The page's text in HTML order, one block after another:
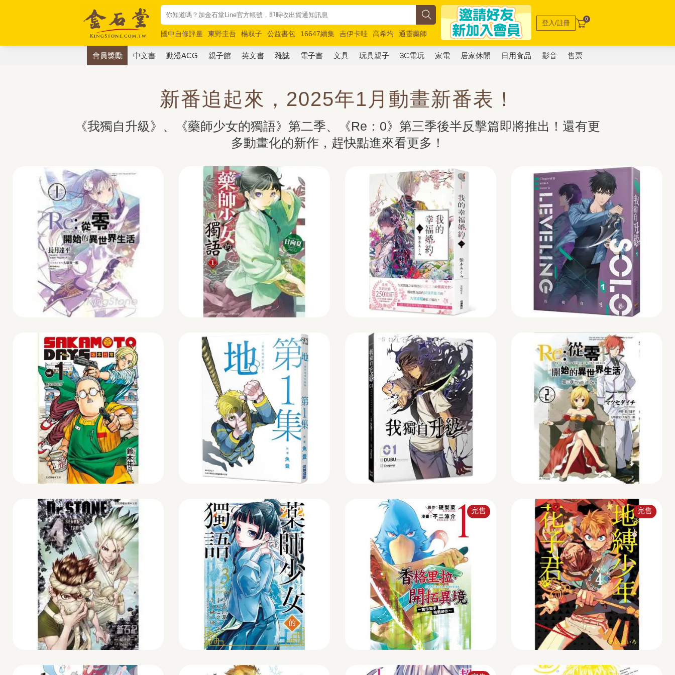
國中自修評量 東野圭吾 楊双子 公益書包 16647續集 吉伊卡哇 高希均
通靈藥師
唯紅花綻放
奧德賽 路邊攤新作 馬斯克 玩具總動員5 超慢跑
登入/註冊 0
會員獎勵 中文書 動漫ACG 親子館 英文書 雜誌 電子書 文具 玩具親子 3C電玩 家電 居家休閒 日用食品 影音 售票
新番追起來，2025年1月動畫新番表！
《我獨自升級》、《藥師少女的獨語》第二季、《Re：0》第三季後半反擊篇即將推出！還有更
多動畫化的新作，趕快點進來看更多！
完售 完售